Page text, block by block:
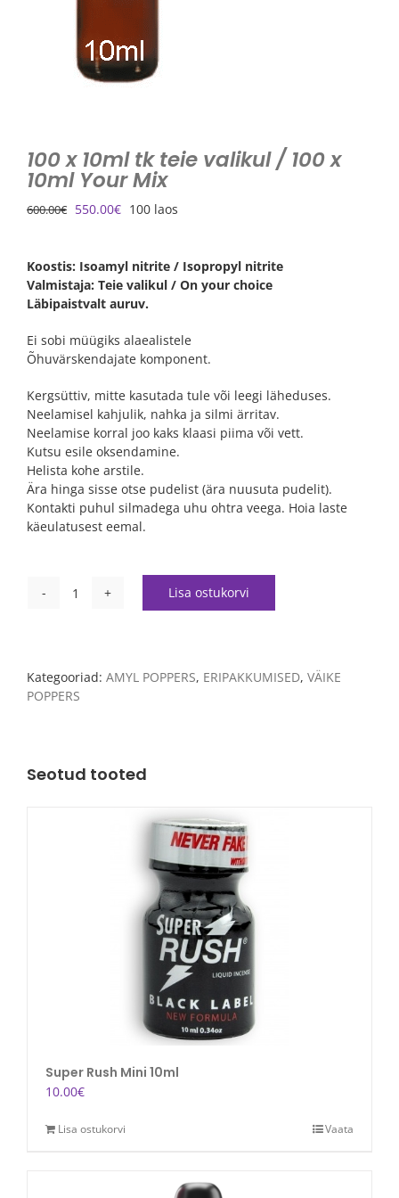
100 x 10ml tk teie valikul / 100 x
10ml Your Mix
600.00€ Algne
600.00€.
550.00€Praegune
550.00€.
100 laos
Koostis: Isoamyl nitrite / Isopropyl nitrite
Valmistaja: Teie valikul / On your choice
Läbipaistvalt auruv.
Ei sobi müügiks alaealistele
Õhuvärskendajate komponent.
Kergsüttiv, mitte kasutada tule või leegi läheduses.
Neelamisel kahjulik, nahka ja silmi ärritav.
Neelamise korral joo kaks klaasi piima või vett.
Kutsu esile oksendamine.
Helista kohe arstile.
Ära hinga sisse otse pudelist (ära nuusuta pudelit).
Kontakti puhul silmadega uhu ohtra veega. Hoia laste
käeulatusest eemal.
100
teie
valikul
10ml
Lisa ostukorvi
Kategooriad: AMYL POPPERS, ERIPAKKUMISED, VÄIKE
POPPERS
Seotud tooted
Super Rush Mini 10ml
10.00€
Lisa ostukorvi Vaata